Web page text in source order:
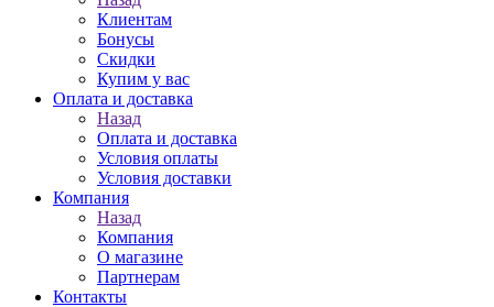
Клиентам
Бонусы
Скидки
Купим у вас
Оплата и доставка
Назад
Оплата и доставка
Условия оплаты
Условия доставки
Компания
Назад
Компания
О магазине
Партнерам
Контакты